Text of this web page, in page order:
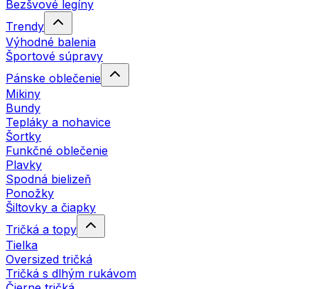
Bezšvové legíny
Trendy
Výhodné balenia
Športové súpravy
Pánske oblečenie
Mikiny
Bundy
Tepláky a nohavice
Šortky
Funkčné oblečenie
Plavky
Spodná bielizeň
Ponožky
Šiltovky a čiapky
Tričká a topy
Tielka
Oversized tričká
Tričká s dlhým rukávom